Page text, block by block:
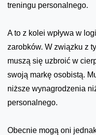
treningu personalnego.
A to z kolei wpływa w
zarobków. W związku z
muszą się uzbroić w
swoją markę osobistą.
niższe wynagrodzenia
personalnego.
Obecnie mogą oni